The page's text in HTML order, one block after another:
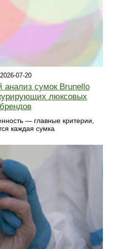
2026-07-20
анализ сумок Brunello
люксовых
брендов
— главные критерии,
каждая сумка